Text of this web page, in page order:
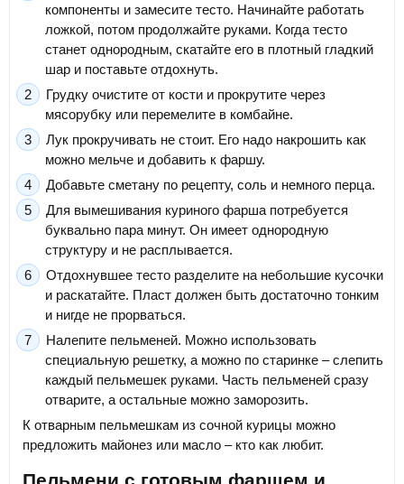
компоненты и замесите тесто. Начинайте работать
ложкой, потом продолжайте руками. Когда тесто
станет однородным, скатайте его в плотный гладкий
шар и поставьте отдохнуть.
Грудку очистите от кости и прокрутите через
мясорубку или перемелите в комбайне.
Лук прокручивать не стоит. Его надо накрошить как
можно мельче и добавить к фаршу.
Добавьте сметану по рецепту, соль и немного перца.
Для вымешивания куриного фарша потребуется
буквально пара минут. Он имеет однородную
структуру и не расплывается.
Отдохнувшее тесто разделите на небольшие кусочки
и раскатайте. Пласт должен быть достаточно тонким
и нигде не прорваться.
Налепите пельменей. Можно использовать
специальную решетку, а можно по старинке – слепить
каждый пельмешек руками. Часть пельменей сразу
отварите, а остальные можно заморозить.
К отварным пельмешкам из сочной курицы можно
предложить майонез или масло – кто как любит.